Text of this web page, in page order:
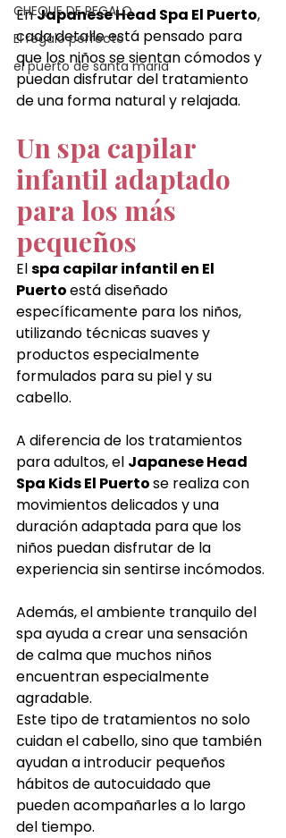
CHEQUE DE REGALO
El regalo perfecto
el puerto de santa maria
En Japanese Head Spa El Puerto,
cada detalle está pensado para
que los niños se sientan cómodos y
puedan disfrutar del tratamiento
de una forma natural y relajada.
Un spa capilar
infantil adaptado
para los más
pequeños
El spa capilar infantil en El
Puerto está diseñado
específicamente para los niños,
utilizando técnicas suaves y
productos especialmente
formulados para su piel y su
cabello.
A diferencia de los tratamientos
para adultos, el Japanese Head
Spa Kids El Puerto se realiza con
movimientos delicados y una
duración adaptada para que los
niños puedan disfrutar de la
experiencia sin sentirse incómodos.
Además, el ambiente tranquilo del
spa ayuda a crear una sensación
de calma que muchos niños
encuentran especialmente
agradable.
Este tipo de tratamientos no solo
cuidan el cabello, sino que también
ayudan a introducir pequeños
hábitos de autocuidado que
pueden acompañarles a lo largo
del tiempo.